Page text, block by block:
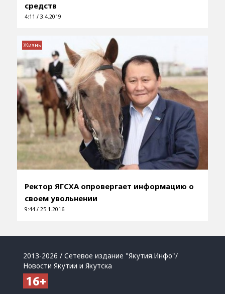
средств
4:11 / 3.4.2019
Ректор ЯГСХА опровергает информацию о
своем увольнении
9:44 / 25.1.2016
Жизнь
2013-2026 / Сетевое издание "Якутия.Инфо"/
Новости Якутии и Якутска